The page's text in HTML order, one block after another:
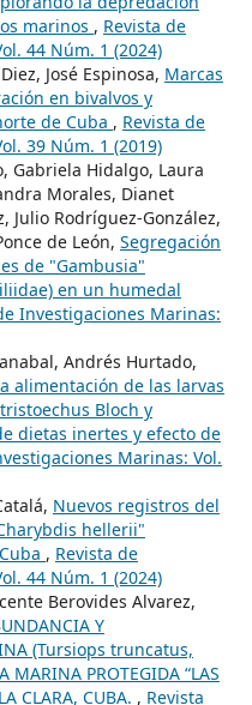
marinos , Revista de
44 Núm. 1 (2024)
José Espinosa, Marcas
en bivalvos y
de Cuba , Revista de
39 Núm. 1 (2019)
Gabriela Hidalgo, Laura
Morales, Dianet
Julio Rodríguez-González,
de León, Segregación
de "Gambusia"
en un humedal
Investigaciones Marinas:
Andrés Hurtado,
alimentación de las larvas
Bloch y
dietas inertes y efecto de
Marinas: Vol.
Nuevos registros del
hellerii"
, Revista de
44 Núm. 1 (2024)
Berovides Alvarez,
Y
(Tursiops truncatus,
PROTEGIDA “LAS
CLARA, CUBA. , Revista